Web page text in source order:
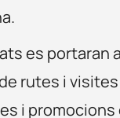
es portaran
rutes i
i